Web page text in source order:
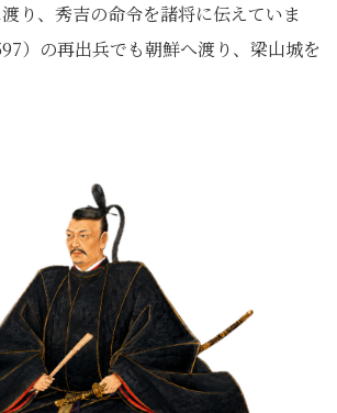
り、秀吉の命令を諸将に伝えていま
）の再出兵でも朝鮮へ渡り、梁山城を